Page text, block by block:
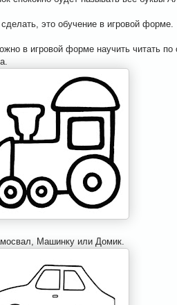
это обучение в игровой форме.
в игровой форме научить читать по
Машинку или Домик.